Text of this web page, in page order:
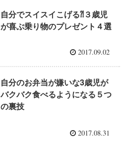
自分でスイスイこげる⁈３歳児
が喜ぶ乗り物のプレゼント４選
2017.09.02
自分のお弁当が嫌いな3歳児が
バクバク食べるようになる５つ
の裏技
2017.08.31